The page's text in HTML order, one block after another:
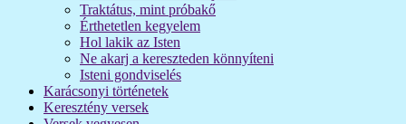
Traktátus, mint próbakő
Érthetetlen kegyelem
Hol lakik az Isten
Ne akarj a kereszteden könnyíteni
Isteni gondviselés
Karácsonyi történetek
Keresztény versek